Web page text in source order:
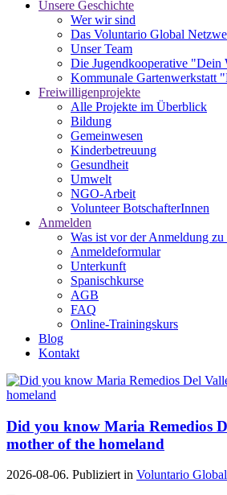
Unsere Geschichte
Wer wir sind
Das Voluntario Global
Unser Team
Die Jugendkooperative "Dein
Kommunale Gartenwerkstatt
Freiwilligenprojekte
Alle Projekte im Überblick
Bildung
Gemeinwesen
Kinderbetreuung
Gesundheit
Umwelt
NGO-Arbeit
Volunteer BotschafterInnen
Anmelden
Was ist vor der Anmeldung zu
Anmeldeformular
Unterkunft
Spanischkurse
AGB
FAQ
Online-Trainingskurs
Blog
Kontakt
Did you know Maria Remedios
mother of the homeland
2026-08-06. Publiziert in Voluntario